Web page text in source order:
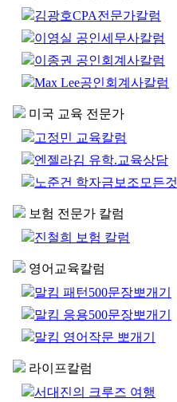
김광호CPA전문가칼럼
이영실 공인세무사칼럼
이종권 공인회계사칼럼
Max Lee공인회계사칼럼
미국 교육 전문가
고정민 교육칼럼
엔젤라김 유학.교육상담
노준건 학자금보조모든것
보험 전문가 칼럼
진철희 보험 칼럼
영어교육칼럼
말킴 패턴500문장뽀개기
말킴 응용500문장뽀개기
말킴 영어작문 뽀개기
라이프칼럼
서대진의 크루즈 여행